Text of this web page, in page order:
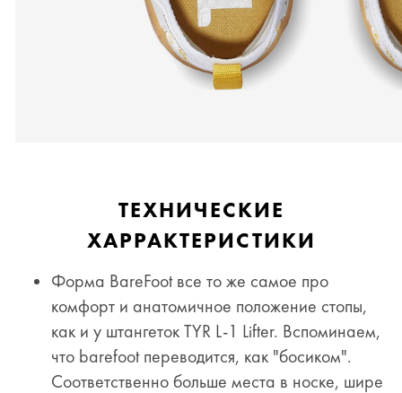
ТЕХНИЧЕСКИЕ
ХАРРАКТЕРИСТИКИ
Форма BareFoot все то же самое про
комфорт и анатомичное положение стопы,
как и у штангеток TYR L-1 Lifter. Вспоминаем,
что barefoot переводится, как "босиком".
Соответственно больше места в носке, шире